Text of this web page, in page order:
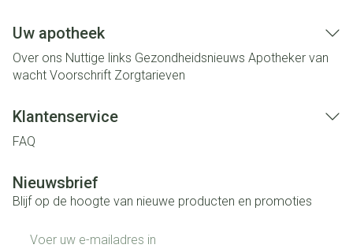
Uw apotheek
Over ons Nuttige links Gezondheidsnieuws Apotheker van
wacht Voorschrift Zorgtarieven
Klantenservice
FAQ
Nieuwsbrief
Blijf op de hoogte van nieuwe producten en promoties